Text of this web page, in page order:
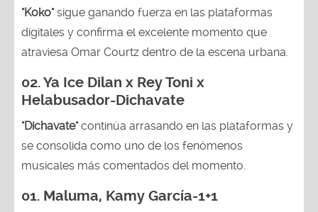
"Koko"sigue ganando fuerza en las plataformas
digitales y confirma el excelente momento que
atraviesa Omar Courtz dentro de la escena urbana.
02.Ya Ice Dilan x Rey Toni x
Helabusador-Dichavate
"Dichavate"continúa arrasando en las plataformas y
se consolida como uno de los fenómenos
musicales más comentados del momento.
01. Maluma, Kamy García-1+1